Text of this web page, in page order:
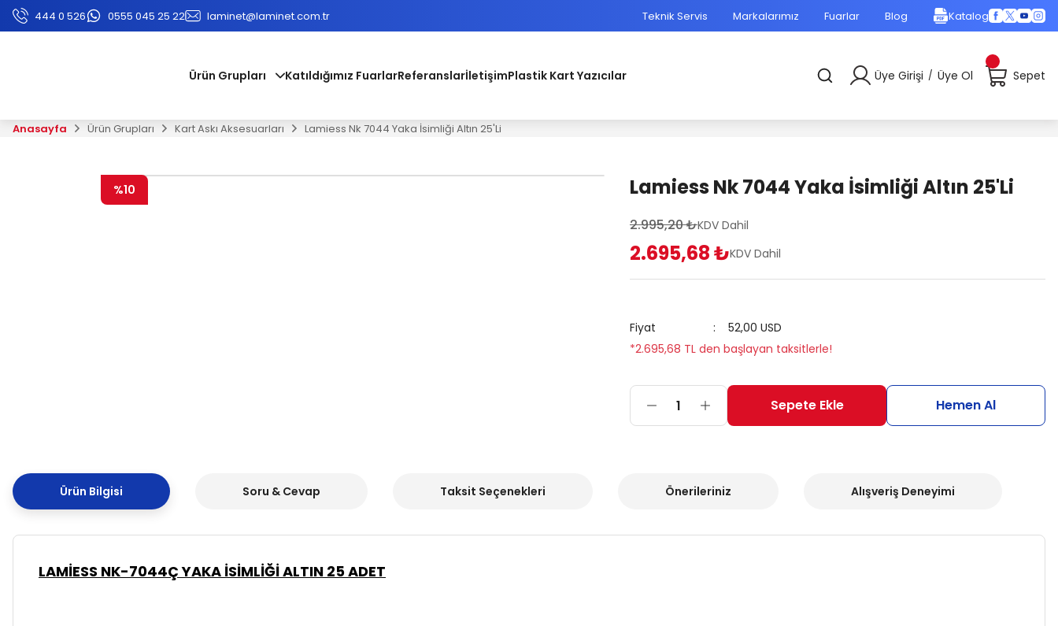
444 0 526 0555 045 25 22 laminet@laminet.com.tr Teknik Servis Markalarımız Fuarlar Blog Katalog
Ürün Grupları Katıldığımız FuarlarReferanslarİletişimPlastik Kart Yazıcılar Üye Girişi / Üye Ol Sepet
Anasayfa Ürün Grupları Kart Askı Aksesuarları Lamiess Nk 7044 Yaka İsimliği Altın 25'Li
%10 Lamiess Nk 7044 Yaka İsimliği Altın 25'Li
2.995,20 ₺KDV Dahil
2.695,68 ₺KDV Dahil
Fiyat
52,00 USD
*2.695,68 TL den başlayan taksitlerle!
Sepete Ekle Hemen Al
Ürün Bilgisi Soru & Cevap Taksit Seçenekleri Önerileriniz Alışveriş Deneyimi
LAMİESS NK-7044Ç YAKA İSİMLİĞİ ALTIN 25 ADET